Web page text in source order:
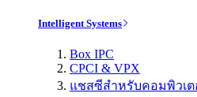
Intelligent Systems
Box IPC
CPCI & VPX
แชสซีสำหรับคอมพิวเ